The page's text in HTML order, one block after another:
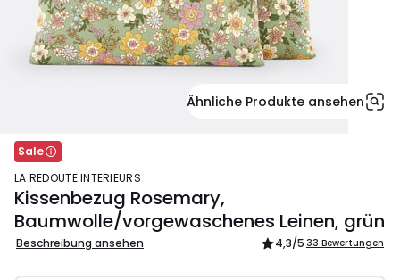
Ähnliche Produkte ansehen
Sale
LA REDOUTE INTERIEURS
Kissenbezug Rosemary,
Baumwolle/vorgewaschenes Leinen, grün
Beschreibung ansehen 4,3/5 33 Bewertungen